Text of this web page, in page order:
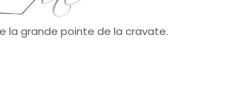
la grande pointe de la cravate.